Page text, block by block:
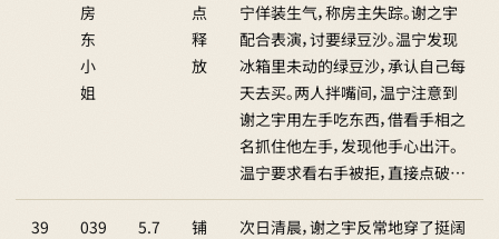
房
东
小
姐
点
释
放
宁佯装生气，称房主失踪。谢之宇
配合表演，讨要绿豆沙。温宁发现
冰箱里未动的绿豆沙，承认自己每
天去买。两人拌嘴间，温宁注意到
谢之宇用左手吃东西，借看手相之
名抓住他左手，发现他手心出汗。
温宁要求看右手被拒，直接点破…
39
039
5.7
铺
次日清晨，谢之宇反常地穿了挺阔